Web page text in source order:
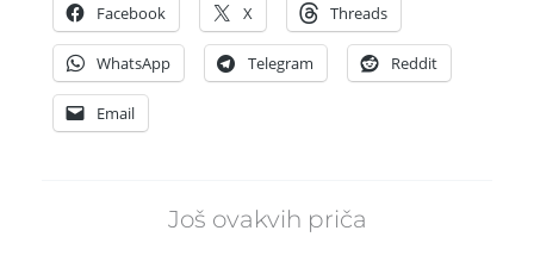
Facebook X Threads
WhatsApp Telegram Reddit
Email
Još ovakvih priča